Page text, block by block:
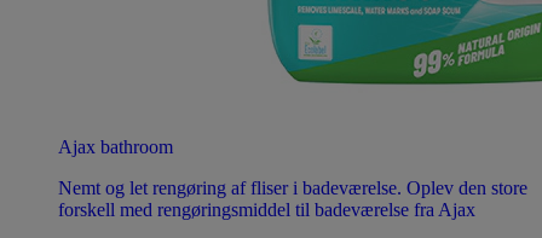
Ajax bathroom
Nemt og let rengøring af fliser i badeværelse. Oplev den store
forskell med rengøringsmiddel til badeværelse fra Ajax